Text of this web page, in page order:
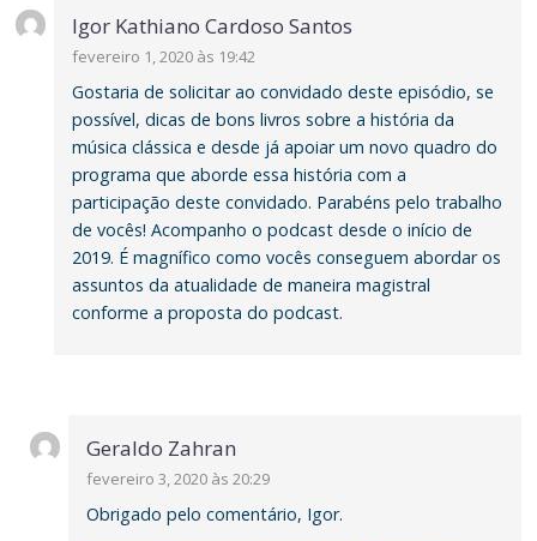
Igor Kathiano Cardoso Santos
fevereiro 1, 2020 às 19:42
Gostaria de solicitar ao convidado deste episódio, se
possível, dicas de bons livros sobre a história da
música clássica e desde já apoiar um novo quadro do
programa que aborde essa história com a
participação deste convidado. Parabéns pelo trabalho
de vocês! Acompanho o podcast desde o início de
2019. É magnífico como vocês conseguem abordar os
assuntos da atualidade de maneira magistral
conforme a proposta do podcast.
Geraldo Zahran
fevereiro 3, 2020 às 20:29
Obrigado pelo comentário, Igor.